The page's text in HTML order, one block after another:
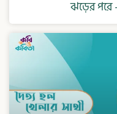
ঝড়ের পরে